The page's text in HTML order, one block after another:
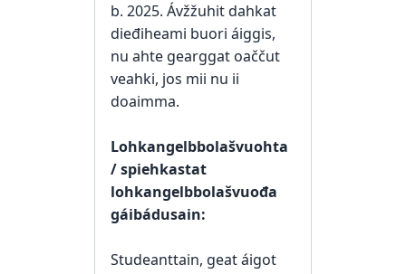
b. 2025. Ávžžuhit dahkat
dieđiheami buori áiggis,
nu ahte gearggat oaččut
veahki, jos mii nu ii
doaimma.
Lohkangelbbolašvuohta
/ spiehkastat
lohkangelbbolašvuođa
gáibádusain:
Studeanttain, geat áigot